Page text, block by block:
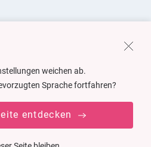
weichen ab.
Sprache fortfahren?
entdecken